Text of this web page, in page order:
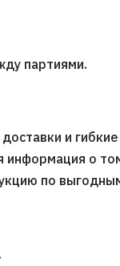
партиями.
и
о
по